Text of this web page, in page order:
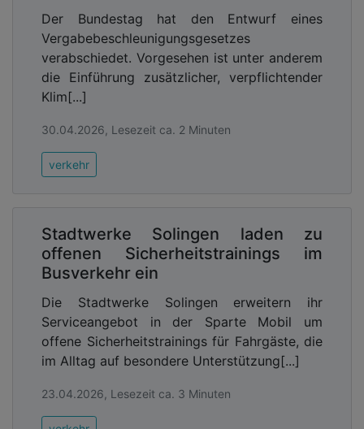
Der Bundestag hat den Entwurf eines
Vergabebeschleunigungsgesetzes
verabschiedet. Vorgesehen ist unter anderem
die Einführung zusätzlicher, verpflichtender
Klim[...]
30.04.2026, Lesezeit ca. 2 Minuten
verkehr
Stadtwerke Solingen laden zu
offenen Sicherheitstrainings im
Busverkehr ein
Die Stadtwerke Solingen erweitern ihr
Serviceangebot in der Sparte Mobil um
offene Sicherheitstrainings für Fahrgäste, die
im Alltag auf besondere Unterstützung[...]
23.04.2026, Lesezeit ca. 3 Minuten